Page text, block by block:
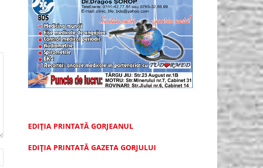
EDIȚIA PRINTATĂ GORJEANUL
EDIŢIA PRINTATĂ GAZETA GORJULUI